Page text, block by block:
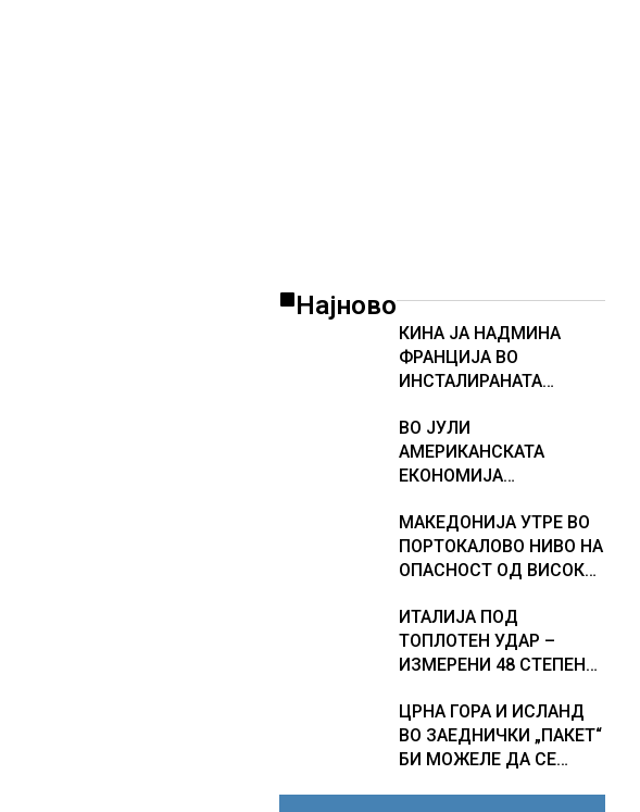
Најново
КИНА ЈА НАДМИНА
ФРАНЦИЈА ВО
ИНСТАЛИРАНАТА
НУКЛЕАРНИТЕ
ЦЕНТРАЛИ
ВО ЈУЛИ
АМЕРИКАНСКАТА
ЕКОНОМИЈА
23.000 РАБОТНИ МЕСТА
МАКЕДОНИЈА УТРЕ ВО
ПОРТОКАЛОВО НИВО НА
ОПАСНОСТ ОД ВИСОКИ
ИТАЛИЈА ПОД
ТОПЛОТЕН УДАР –
ИЗМЕРЕНИ 48 СТЕПЕНИ,
НАЈАВИЈА НОВИ
ПРОГНОЗИ ЗА
СРЕДИНАТА НА АВГУСТ
ЦРНА ГОРА И ИСЛАНД
ВО ЗАЕДНИЧКИ „ПАКЕТ“
БИ МОЖЕЛЕ ДА СЕ